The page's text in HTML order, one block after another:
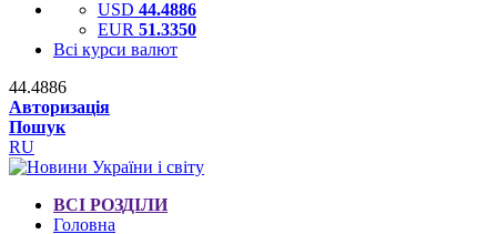
USD 44.4886
EUR 51.3350
Всі курси валют
44.4886
Авторизація
Пошук
RU
ВСІ РОЗДІЛИ
Головна